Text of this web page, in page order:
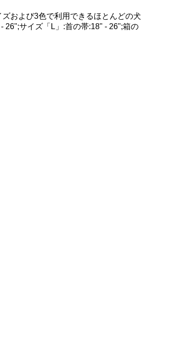
および3色で利用できるほとんどの犬
26";サイズ「L」:首の帯:18" - 26";箱の